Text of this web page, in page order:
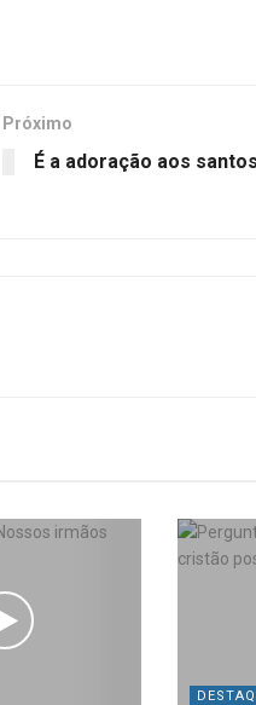
Próximo
É a adoração aos